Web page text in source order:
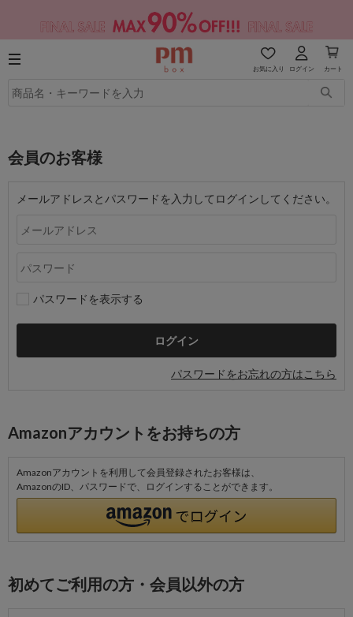
お気に入り ログイン カート
会員のお客様
メールアドレスとパスワードを入力してログインしてください。
パスワードを表示する
パスワードをお忘れの方はこちら
Amazonアカウントをお持ちの方
Amazonアカウントを利用して会員登録されたお客様は、
AmazonのID、パスワードで、ログインすることができます。
初めてご利用の方・会員以外の方